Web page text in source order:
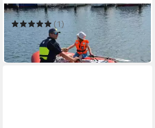
Schwimmweste Bravo Print
(1)
ab 55,00 €
in 4-5 Werktagen bei dir